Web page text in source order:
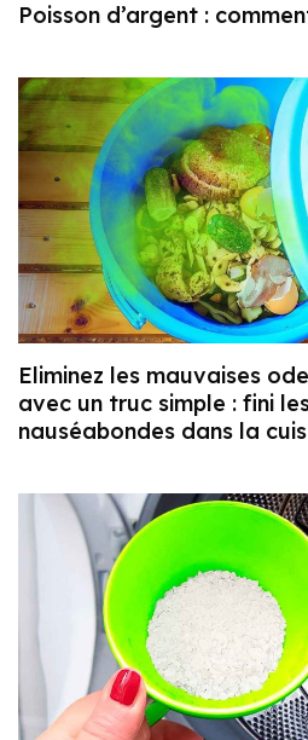
Poisson d’argent :
Eliminez les mauvaises
avec un truc simple : fini
nauséabondes dans la